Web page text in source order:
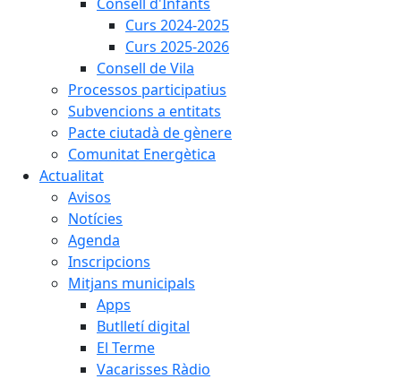
Curs 2024-2025
Curs 2025-2026
Consell de Vila
Processos participatius
Subvencions a entitats
Pacte ciutadà de gènere
Comunitat Energètica
Actualitat
Avisos
Notícies
Agenda
Inscripcions
Mitjans municipals
Apps
Butlletí digital
El Terme
Vacarisses Ràdio